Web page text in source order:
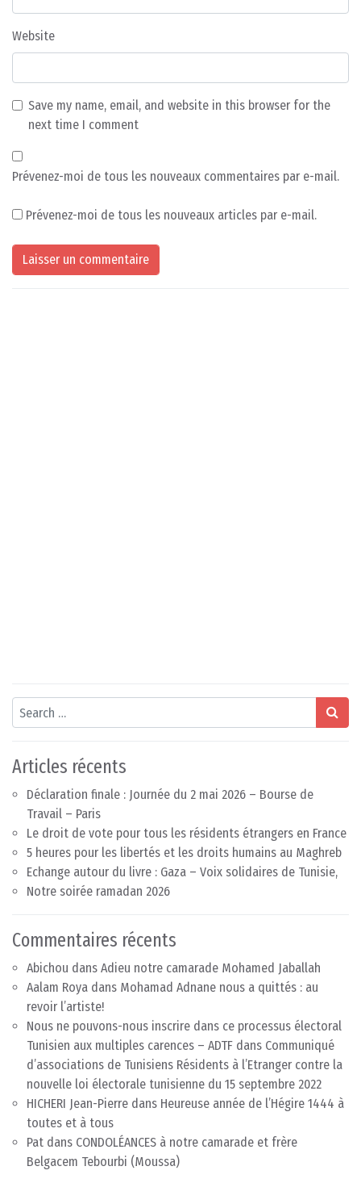
Website
Save my name, email, and website in this browser for the
next time I comment
Prévenez-moi de tous les nouveaux commentaires par e-mail.
Prévenez-moi de tous les nouveaux articles par e-mail.
Search
Articles récents
Déclaration finale : Journée du 2 mai 2026 – Bourse de
Travail – Paris
Le droit de vote pour tous les résidents étrangers en France
5 heures pour les libertés et les droits humains au Maghreb
Echange autour du livre : Gaza – Voix solidaires de Tunisie,
Notre soirée ramadan 2026
Commentaires récents
Abichou dans Adieu notre camarade Mohamed Jaballah
Aalam Roya dans Mohamad Adnane nous a quittés : au
revoir l’artiste!
Nous ne pouvons-nous inscrire dans ce processus électoral
Tunisien aux multiples carences – ADTF dans Communiqué
d’associations de Tunisiens Résidents à l’Etranger contre la
nouvelle loi électorale tunisienne du 15 septembre 2022
HICHERI Jean-Pierre dans Heureuse année de l’Hégire 1444 à
toutes et à tous
Pat dans CONDOLÉANCES à notre camarade et frère
Belgacem Tebourbi (Moussa)